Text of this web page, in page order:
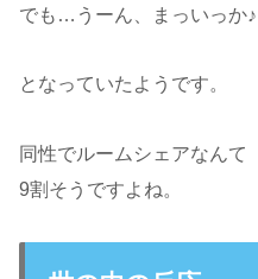
でも…うーん、まっいっか♪
となっていたようです。
同性でルームシェアなんて
9割そうですよね。